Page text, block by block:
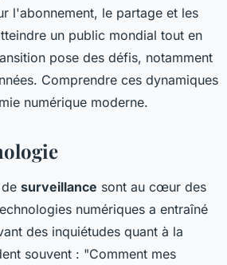
l'abonnement, le partage et les
un public mondial tout en
pose des défis, notamment
Comprendre ces dynamiques
numérique moderne.
surveillance sont au cœur des
numériques a entraîné
des inquiétudes quant à la
souvent : "Comment mes